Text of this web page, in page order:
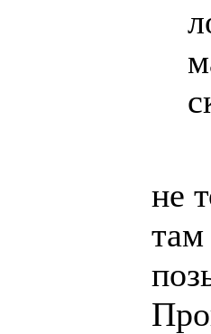
не